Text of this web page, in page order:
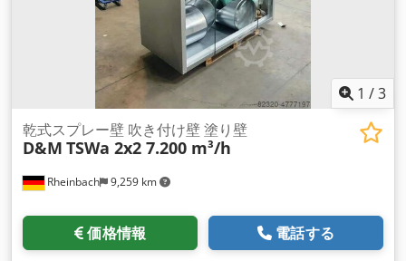
業、ワークショップでの湿式塗装作業場 - ATEXゾーン2に該当
する塗装作業場 利点： - 高い吸引能力と効果的なフィルターシ
ステムによる清潔かつ安全な塗装作業場の実現 - モバイル仕様
で柔軟な利用が可能 - コストパフォーマンスに優れ、パワフル
な性能で多くのケースで密閉型塗装ブースの代替が可能
Dedpfewv T R Usx Akijck - 防爆環境（ATEXゾーン2）対応の認
証取得による高い安全性 - 幅広いオプションで個別対応が可能
1 /3
Rheinbach 9,259 km
乾式スプレー壁 吹き付け壁 塗り壁
D&M TSWa 2x2 7.200 m³/h
価格情報 電話する